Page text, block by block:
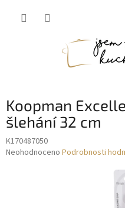
Koopman
šlehání 32 cm
K170487050
Průměrné
Neohodnoceno Podrobnosti